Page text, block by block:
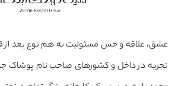
تجربه در داخل و کشورهای صاحب نام پوشاک